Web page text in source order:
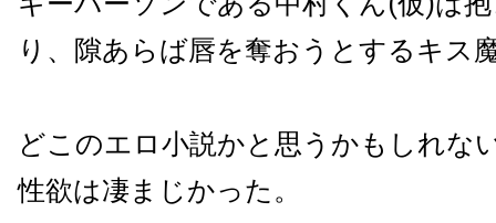
り、隙あらば唇を奪おうとするキス
どこのエロ小説かと思うかもしれな
性欲は凄まじかった。